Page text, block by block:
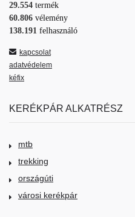
29.554 termék
60.806 vélemény
138.191 felhasználó
kapcsolat
adatvédelem
kéfix
KERÉKPÁR ALKATRÉSZ
mtb
trekking
országúti
városi kerékpár